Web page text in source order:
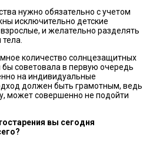
нужно обязательно с учетом
исключительно детские
и желательно разделять
количество солнцезащитных
бы советовала в первую очередь
на индивидуальные
должен быть грамотным, ведь
может совершенно не подойти
вы сегодня